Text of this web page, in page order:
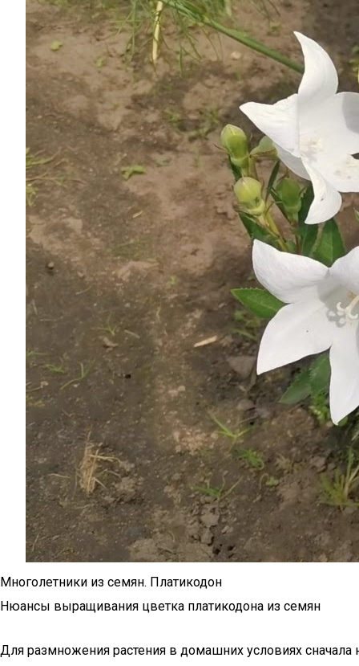
Многолетники из семян. Платикодон
Нюансы выращивания цветка платикодона из семян
Для размножения растения в домашних условиях